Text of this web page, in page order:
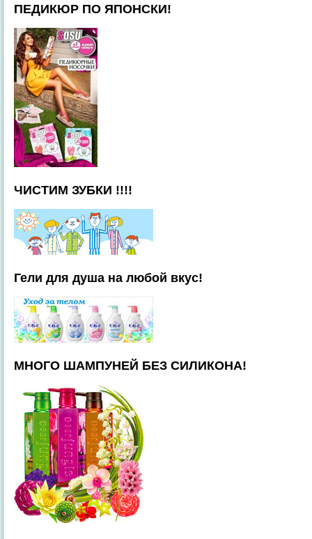
ПЕДИКЮР ПО ЯПОНСКИ!
ЧИСТИМ ЗУБКИ !!!!
Гели для душа на любой вкус!
МНОГО ШАМПУНЕЙ БЕЗ СИЛИКОНА!